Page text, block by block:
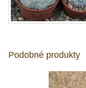
Podobné produkty